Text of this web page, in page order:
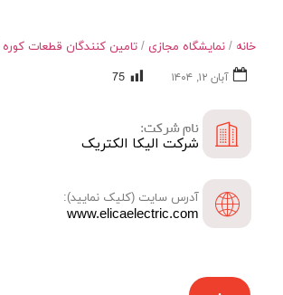
خانه / نمایشگاه مجازی / تامین کنندگان قطعات کوره
آبان ۱۲, ۱۴۰۴ 75
نام شرکت:
شرکت الیکا الکتریک
آدرس سایت (کلیک نمایید):
www.elicaelectric.com